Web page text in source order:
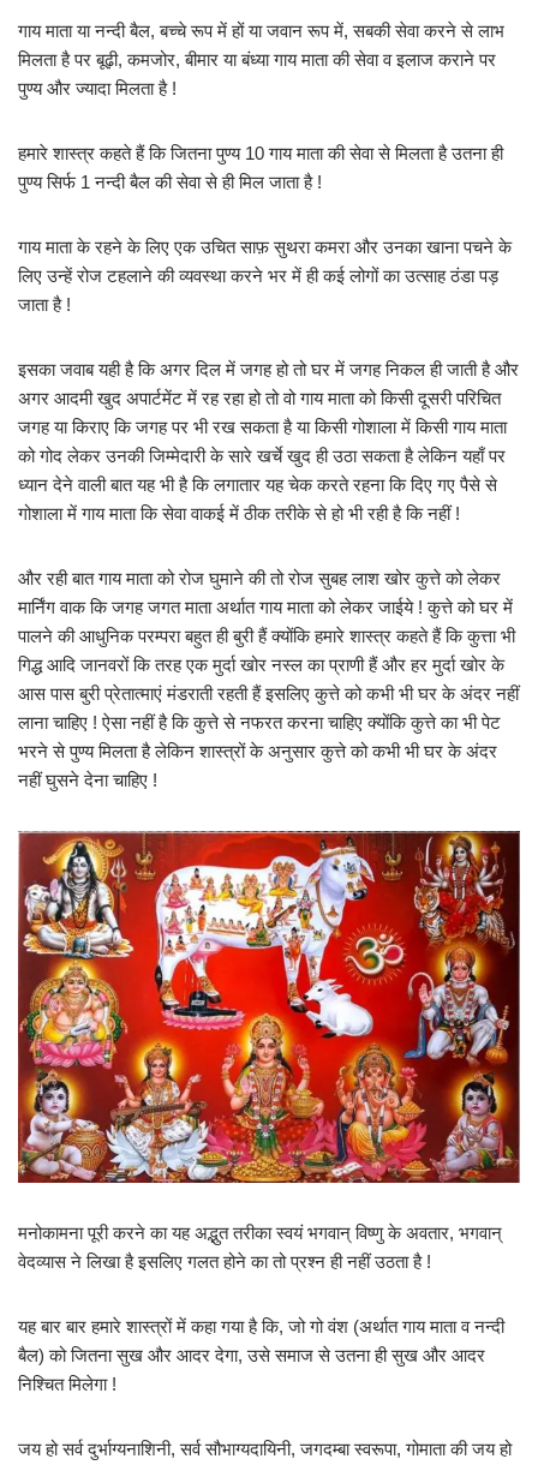
गाय माता या नन्दी बैल, बच्चे रूप में हों या जवान रूप में, सबकी सेवा करने से लाभ
मिलता है पर बूढ़ी, कमजोर, बीमार या बंध्या गाय माता की सेवा व इलाज कराने पर
पुण्य और ज्यादा मिलता है !
हमारे शास्त्र कहते हैं कि जितना पुण्य 10 गाय माता की सेवा से मिलता है उतना ही
पुण्य सिर्फ 1 नन्दी बैल की सेवा से ही मिल जाता है !
गाय माता के रहने के लिए एक उचित साफ़ सुथरा कमरा और उनका खाना पचने के
लिए उन्हें रोज टहलाने की व्यवस्था करने भर में ही कई लोगों का उत्साह ठंडा पड़
जाता है !
इसका जवाब यही है कि अगर दिल में जगह हो तो घर में जगह निकल ही जाती है और
अगर आदमी खुद अपार्टमेंट में रह रहा हो तो वो गाय माता को किसी दूसरी परिचित
जगह या किराए कि जगह पर भी रख सकता है या किसी गोशाला में किसी गाय माता
को गोद लेकर उनकी जिम्मेदारी के सारे खर्चे खुद ही उठा सकता है लेकिन यहाँ पर
ध्यान देने वाली बात यह भी है कि लगातार यह चेक करते रहना कि दिए गए पैसे से
गोशाला में गाय माता कि सेवा वाकई में ठीक तरीके से हो भी रही है कि नहीं !
और रही बात गाय माता को रोज घुमाने की तो रोज सुबह लाश खोर कुत्ते को लेकर
मार्निंग वाक कि जगह जगत माता अर्थात गाय माता को लेकर जाईये ! कुत्ते को घर में
पालने की आधुनिक परम्परा बहुत ही बुरी हैं क्योंकि हमारे शास्त्र कहते हैं कि कुत्ता भी
गिद्ध आदि जानवरों कि तरह एक मुर्दा खोर नस्ल का प्राणी हैं और हर मुर्दा खोर के
आस पास बुरी प्रेतात्माएं मंडराती रहती हैं इसलिए कुत्ते को कभी भी घर के अंदर नहीं
लाना चाहिए ! ऐसा नहीं है कि कुत्ते से नफरत करना चाहिए क्योंकि कुत्ते का भी पेट
भरने से पुण्य मिलता है लेकिन शास्त्रों के अनुसार कुत्ते को कभी भी घर के अंदर
नहीं घुसने देना चाहिए !
मनोकामना पूरी करने का यह अद्भुत तरीका स्वयं भगवान् विष्णु के अवतार, भगवान्
वेदव्यास ने लिखा है इसलिए गलत होने का तो प्रश्न ही नहीं उठता है !
यह बार बार हमारे शास्त्रों में कहा गया है कि, जो गो वंश (अर्थात गाय माता व नन्दी
बैल) को जितना सुख और आदर देगा, उसे समाज से उतना ही सुख और आदर
निश्चित मिलेगा !
जय हो सर्व दुर्भाग्यनाशिनी, सर्व सौभाग्यदायिनी, जगदम्बा स्वरूपा, गोमाता की जय हो